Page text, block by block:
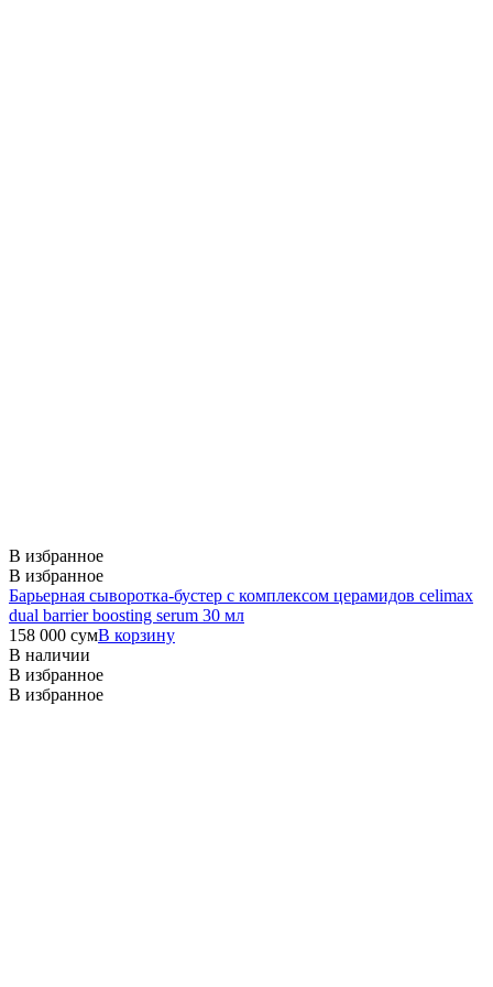
В избранное
В избранное
Барьерная сыворотка-бустер с комплексом церамидов celimax
dual barrier boosting serum 30 мл
158 000 сумВ корзину
В наличии
В избранное
В избранное